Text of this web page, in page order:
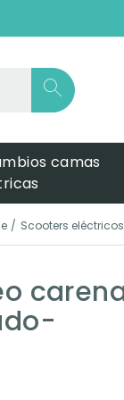
camas
Scooters eléctricos